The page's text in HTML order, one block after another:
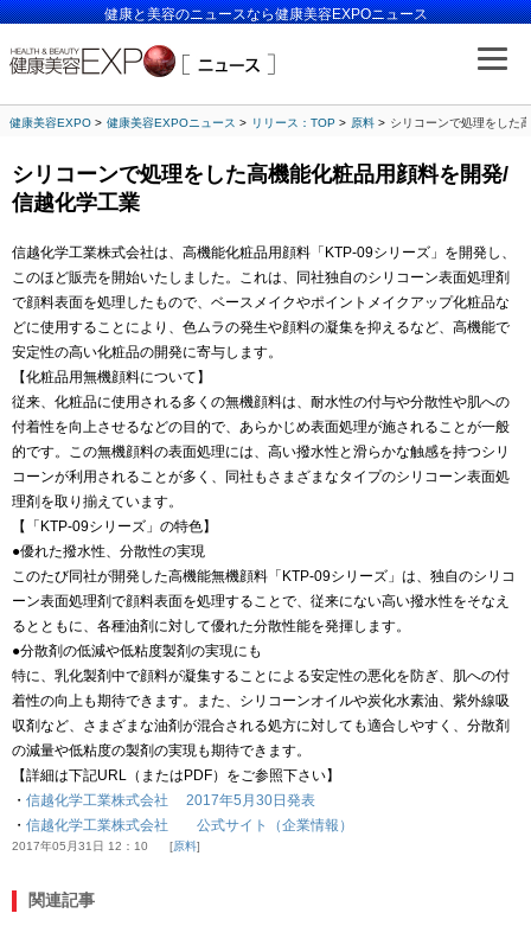
健康と美容のニュースなら健康美容EXPOニュース
健康美容EXPO 健康美容EXPOニュース リリース：TOP 原料 シリコーンで処理をした
シリコーンで処理をした高機能化粧品用顔料を開発/
信越化学工業
信越化学工業株式会社は、高機能化粧品用顔料「KTP-09シリーズ」を開発し、
このほど販売を開始いたしました。これは、同社独自のシリコーン表面処理剤
で顔料表面を処理したもので、ベースメイクやポイントメイクアップ化粧品な
どに使用することにより、色ムラの発生や顔料の凝集を抑えるなど、高機能で
安定性の高い化粧品の開発に寄与します。
【化粧品用無機顔料について】
従来、化粧品に使用される多くの無機顔料は、耐水性の付与や分散性や肌への
付着性を向上させるなどの目的で、あらかじめ表面処理が施されることが一般
的です。この無機顔料の表面処理には、高い撥水性と滑らかな触感を持つシリ
コーンが利用されることが多く、同社もさまざまなタイプのシリコーン表面処
理剤を取り揃えています。
【「KTP-09シリーズ」の特色】
●優れた撥水性、分散性の実現
このたび同社が開発した高機能無機顔料「KTP-09シリーズ」は、独自のシリコ
ーン表面処理剤で顔料表面を処理することで、従来にない高い撥水性をそなえ
るとともに、各種油剤に対して優れた分散性能を発揮します。
●分散剤の低減や低粘度製剤の実現にも
特に、乳化製剤中で顔料が凝集することによる安定性の悪化を防ぎ、肌への付
着性の向上も期待できます。また、シリコーンオイルや炭化水素油、紫外線吸
収剤など、さまざまな油剤が混合される処方に対しても適合しやすく、分散剤
の減量や低粘度の製剤の実現も期待できます。
【詳細は下記URL（またはPDF）をご参照下さい】
・ 信越化学工業株式会社 2017年5月30日発表
・ 信越化学工業株式会社 公式サイト（企業情報）
2017年05月31日 12：10 原料
関連記事